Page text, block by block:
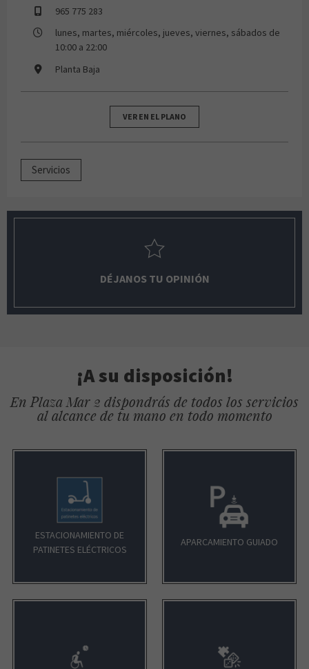
965 775 283
lunes, martes, miércoles, jueves, viernes, sábados de
10:00 a 22:00
Planta Baja
VER EN EL PLANO
Servicios
DÉJANOS TU OPINIÓN
¡A su disposición!
En Plaza Mar 2 dispondrás de todos los servicios
al alcance de tu mano en todo momento
ESTACIONAMIENTO DE
PATINETES ELÉCTRICOS
APARCAMIENTO GUIADO